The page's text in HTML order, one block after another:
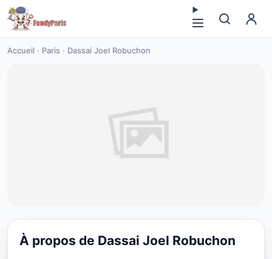
Accueil · Paris · Dassai Joel Robuchon
À propos de Dassai Joel Robuchon